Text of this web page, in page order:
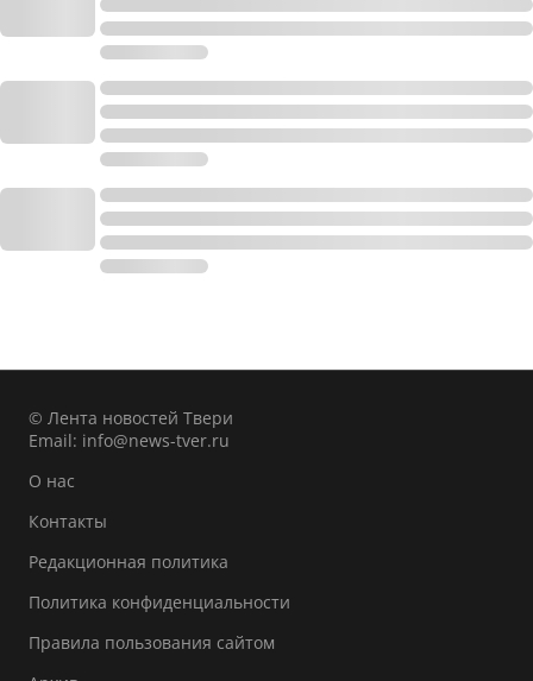
© Лента новостей Твери
Email: info@news-tver.ru
О нас
Контакты
Редакционная политика
Политика конфиденциальности
Правила пользования сайтом